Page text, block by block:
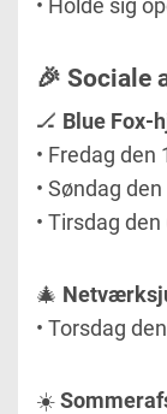
• Holde sig
🎉 Sociale
🏒 Blue Fox-
• Fredag den
• Søndag
• Tirsdag
🎄
• Torsdag
☀️